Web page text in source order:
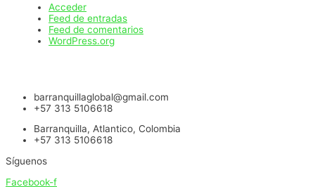
Acceder
Feed de entradas
Feed de comentarios
WordPress.org
barranquillaglobal@gmail.com
+57 313 5106618
Barranquilla, Atlantico, Colombia
+57 313 5106618
Síguenos
Facebook-f